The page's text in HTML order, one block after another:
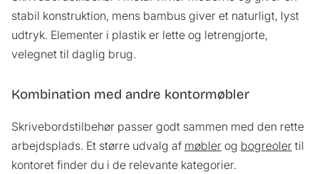
stabil konstruktion, mens bambus giver et naturligt, lyst
udtryk. Elementer i plastik er lette og letrengjorte,
velegnet til daglig brug.
Kombination med andre kontormøbler
Skrivebordstilbehør passer godt sammen med den rette
arbejdsplads. Et større udvalg af møbler og bogreoler til
kontoret finder du i de relevante kategorier.